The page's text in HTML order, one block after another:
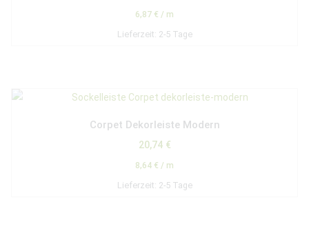
6,87 € / m
Lieferzeit: 2-5 Tage
Corpet Dekorleiste Modern
20,74 €
8,64 € / m
Lieferzeit: 2-5 Tage